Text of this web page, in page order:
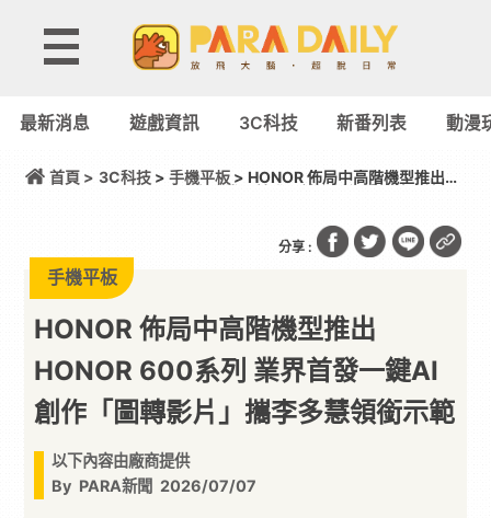
最新消息 遊戲資訊 3C科技 新番列表 動漫
首頁 > 3C科技> 手機平板> HONOR 佈局中高階機型推出
分享 :
手機平板
HONOR 佈局中高階機型推出
HONOR 600系列 業界首發一鍵AI
創作「圖轉影片」攜李多慧領銜示範
以下內容由廠商提供
By PARA新聞 2026/07/07